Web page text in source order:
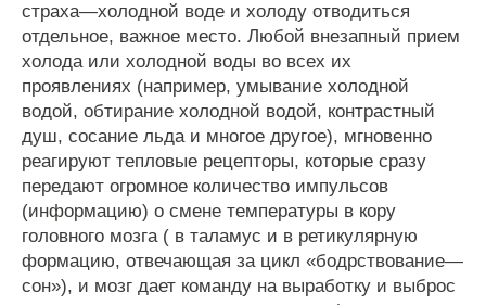
страха—холодной воде и холоду отводиться
отдельное, важное место. Любой внезапный прием
холода или холодной воды во всех их
проявлениях (например, умывание холодной
водой, обтирание холодной водой, контрастный
душ, сосание льда и многое другое), мгновенно
реагируют тепловые рецепторы, которые сразу
передают огромное количество импульсов
(информацию) о смене температуры в кору
головного мозга( в таламус и в ретикулярную
формацию, отвечающая за цикл «бодрствование—
сон»), и мозг дает команду на выработку и выброс